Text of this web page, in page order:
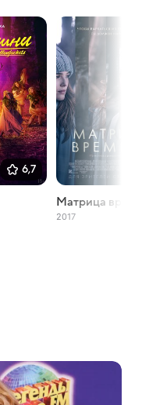
6,7
Матрица
2017